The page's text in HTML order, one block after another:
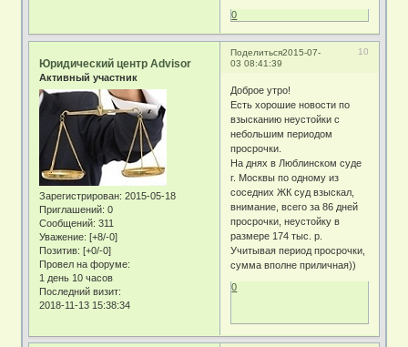
0
Поделиться 10
2015-07-
03 08:41:39
Юридический центр Advisor
Активный участник
Зарегистрирован: 2015-05-18
Приглашений: 0
Сообщений: 311
Уважение: [+8/-0]
Позитив: [+0/-0]
Провел на форуме:
1 день 10 часов
Последний визит:
2018-11-13 15:38:34
Доброе утро!
Есть хорошие новости по
взысканию неустойки с
небольшим периодом
просрочки.
На днях в Люблинском суде
г. Москвы по одному из
соседних ЖК суд взыскал,
внимание, всего за 86 дней
просрочки, неустойку в
размере 174 тыс. р.
Учитывая период просрочки,
сумма вполне приличная))
0